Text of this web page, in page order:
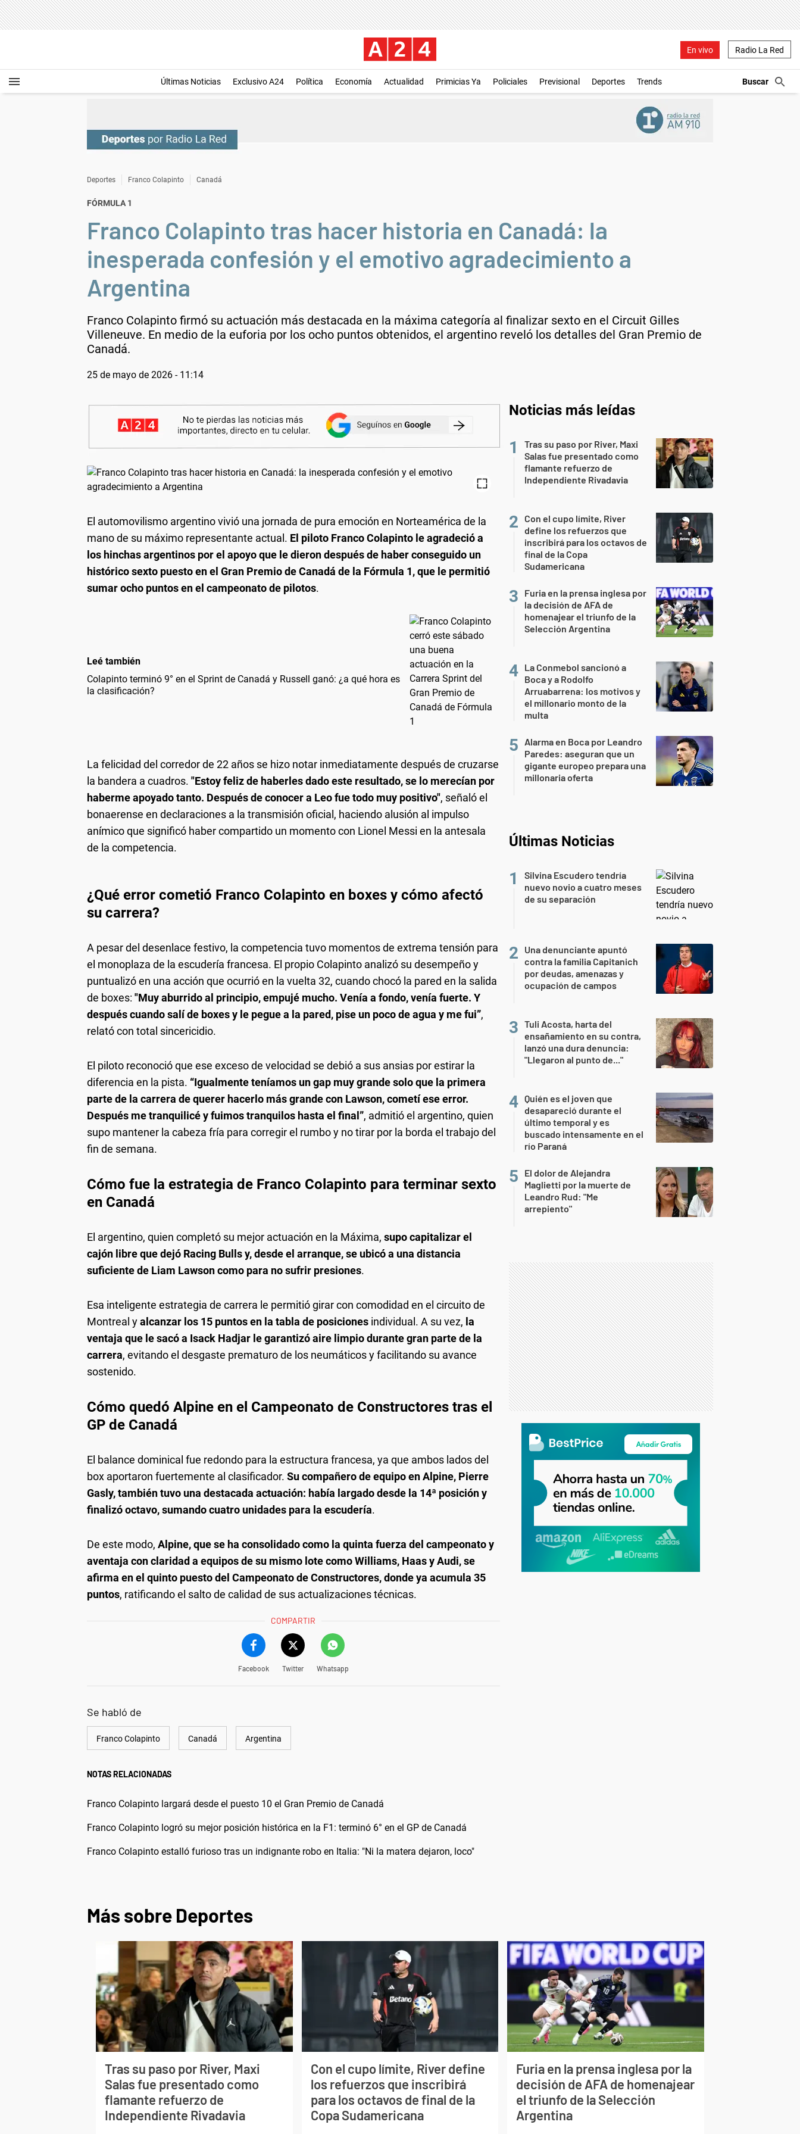
En vivo Radio La Red
Últimas Noticias Exclusivo A24 Política Economía Actualidad Primicias Ya Policiales Previsional Deportes Trends
Deportes Franco Colapinto Canadá
FÓRMULA 1
Franco Colapinto tras hacer historia en Canadá: la
inesperada confesión y el emotivo agradecimiento a
Argentina
Franco Colapinto firmó su actuación más destacada en la máxima categoría al finalizar sexto en el Circuit Gilles
Villeneuve. En medio de la euforia por los ocho puntos obtenidos, el argentino reveló los detalles del Gran Premio de
Canadá.
25 de mayo de 2026 - 11:14
El automovilismo argentino vivió una jornada de pura emoción en Norteamérica de la
mano de su máximo representante actual. El piloto Franco Colapinto le agradeció a
los hinchas argentinos por el apoyo que le dieron después de haber conseguido un
histórico sexto puesto en el Gran Premio de Canadá de la Fórmula 1, que le permitió
sumar ocho puntos en el campeonato de pilotos.
Leé también
Colapinto terminó 9° en el Sprint de Canadá y Russell ganó: ¿a qué hora es
la clasificación?
La felicidad del corredor de 22 años se hizo notar inmediatamente después de cruzarse
la bandera a cuadros. "Estoy feliz de haberles dado este resultado, se lo merecían por
haberme apoyado tanto. Después de conocer a Leo fue todo muy positivo", señaló el
bonaerense en declaraciones a la transmisión oficial, haciendo alusión al impulso
anímico que significó haber compartido un momento con Lionel Messi en la antesala
de la competencia.
¿Qué error cometió Franco Colapinto en boxes y cómo afectó
su carrera?
A pesar del desenlace festivo, la competencia tuvo momentos de extrema tensión para
el monoplaza de la escudería francesa. El propio Colapinto analizó su desempeño y
puntualizó en una acción que ocurrió en la vuelta 32, cuando chocó la pared en la salida
de boxes: "Muy aburrido al principio, empujé mucho. Venía a fondo, venía fuerte. Y
después cuando salí de boxes y le pegue a la pared, pise un poco de agua y me fui”,
relató con total sincericidio.
El piloto reconoció que ese exceso de velocidad se debió a sus ansias por estirar la
diferencia en la pista. “Igualmente teníamos un gap muy grande solo que la primera
parte de la carrera de querer hacerlo más grande con Lawson, cometí ese error.
Después me tranquilicé y fuimos tranquilos hasta el final”, admitió el argentino, quien
supo mantener la cabeza fría para corregir el rumbo y no tirar por la borda el trabajo del
fin de semana.
Cómo fue la estrategia de Franco Colapinto para terminar sexto
en Canadá
El argentino, quien completó su mejor actuación en la Máxima, supo capitalizar el
cajón libre que dejó Racing Bulls y, desde el arranque, se ubicó a una distancia
suficiente de Liam Lawson como para no sufrir presiones.
Esa inteligente estrategia de carrera le permitió girar con comodidad en el circuito de
Montreal yalcanzar los 15 puntos en la tabla de posiciones individual. A su vez, la
ventaja que le sacó a Isack Hadjar le garantizó aire limpio durante gran parte de la
carrera, evitando el desgaste prematuro de los neumáticos y facilitando su avance
sostenido.
Cómo quedó Alpine en el Campeonato de Constructores tras el
GP de Canadá
El balance dominical fue redondo para la estructura francesa, ya que ambos lados del
box aportaron fuertemente al clasificador. Su compañero de equipo en Alpine, Pierre
Gasly, también tuvo una destacada actuación: había largado desde la 14ª posición y
finalizó octavo, sumando cuatro unidades para la escudería.
De este modo, Alpine, que se ha consolidado como la quinta fuerza del campeonato y
aventaja con claridad a equipos de su mismo lote como Williams, Haas y Audi, se
afirma en el quinto puesto del Campeonato de Constructores, donde ya acumula 35
puntos, ratificando el salto de calidad de sus actualizaciones técnicas.
COMPARTIR
Facebook Twitter Whatsapp
Se habló de
Franco Colapinto Canadá Argentina
NOTAS RELACIONADAS
Franco Colapinto largará desde el puesto 10 el Gran Premio de Canadá
Franco Colapinto logró su mejor posición histórica en la F1: terminó 6° en el GP de Canadá
Franco Colapinto estalló furioso tras un indignante robo en Italia: "Ni la matera dejaron, loco"
Noticias más leídas
Tras su paso por River, Maxi
Salas fue presentado como
flamante refuerzo de
Independiente Rivadavia
Con el cupo límite, River
define los refuerzos que
inscribirá para los octavos de
final de la Copa
Sudamericana
Furia en la prensa inglesa por
la decisión de AFA de
homenajear el triunfo de la
Selección Argentina
La Conmebol sancionó a
Boca y a Rodolfo
Arruabarrena: los motivos y
el millonario monto de la
multa
Alarma en Boca por Leandro
Paredes: aseguran que un
gigante europeo prepara una
millonaria oferta
Últimas Noticias
Silvina Escudero tendría
nuevo novio a cuatro meses
de su separación
Una denunciante apuntó
contra la familia Capitanich
por deudas, amenazas y
ocupación de campos
Tuli Acosta, harta del
ensañamiento en su contra,
lanzó una dura denuncia:
"Llegaron al punto de..."
Quién es el joven que
desapareció durante el
último temporal y es
buscado intensamente en el
río Paraná
El dolor de Alejandra
Maglietti por la muerte de
Leandro Rud: "Me
arrepiento"
Más sobre Deportes
Tras su paso por River, Maxi
Salas fue presentado como
flamante refuerzo de
Independiente Rivadavia
Con el cupo límite, River define
los refuerzos que inscribirá
para los octavos de final de la
Copa Sudamericana
Furia en la prensa inglesa por la
decisión de AFA de homenajear
el triunfo de la Selección
Argentina